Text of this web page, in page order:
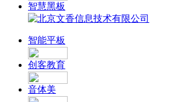
智慧黑板
智能平板
创客教育
音体美